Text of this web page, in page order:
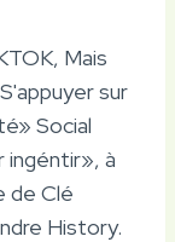
Mais
sur
Social
ingéntir», à
de Clé
History.